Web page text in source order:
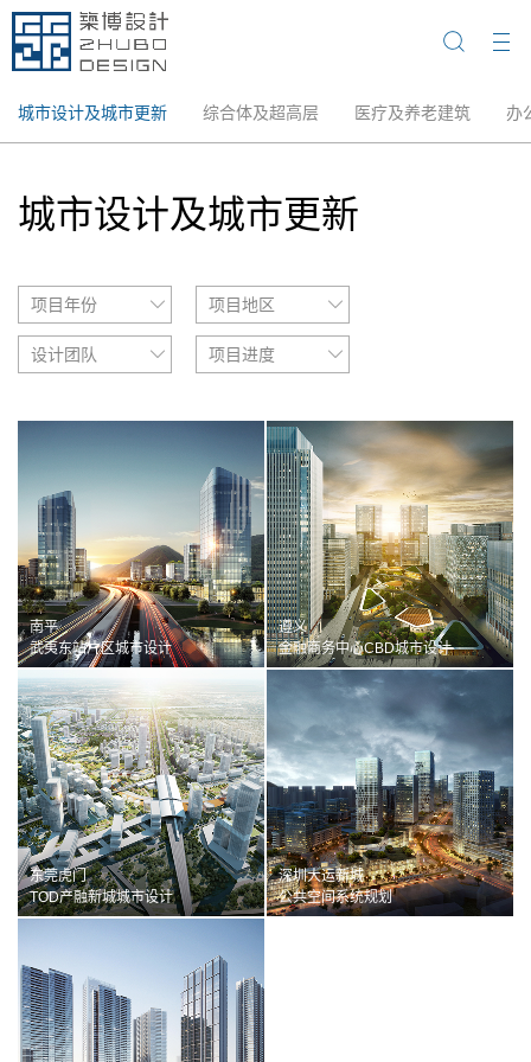
城市设计及城市更新 综合体及超高层 医疗及养老建筑 办
城市设计及城市更新
项目年份
所有
2021
2016
2015
2014
2013
2010
项目地区
所有
广东
重庆
安徽
福建
甘肃
广西
贵州
海南
河北
黑龙江
河南
湖北
湖南
吉林
江苏
辽宁
内蒙古
宁夏
设计团队
总建筑师室
城市建筑
城脉建筑
筑博设计（深圳）有限公司
深圳分公司
北京分公司
上海分公司
重庆分公司
成都分公司
西安分公司
武汉分公司
广佛分公司
项目进度
南平
武夷东站片区城市设计
遵义
金融商务中心CBD城市设计
东莞虎门
TOD产融新城城市设计
深圳大运新城
公共空间系统规划